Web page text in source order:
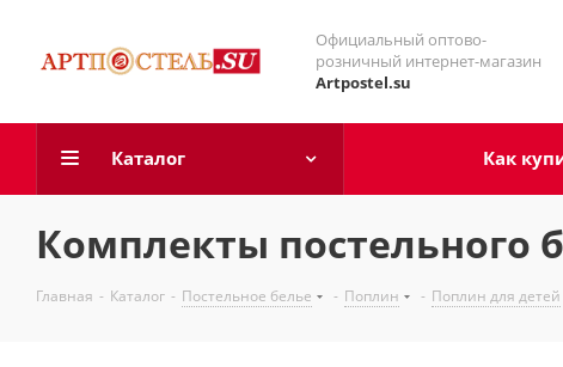
Официальный оптово-
розничный интернет-магазин
Artpostel.su
Каталог Как
Комплекты постельного
Главная - Каталог - Постельное белье - Поплин - Поплин для детей